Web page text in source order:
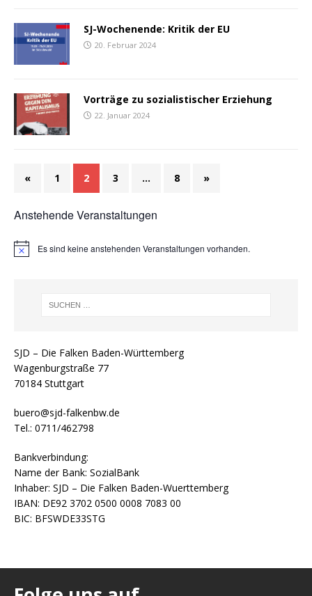
SJ-Wochenende: Kritik der EU
20. Februar 2024
Vorträge zu sozialistischer Erziehung
22. Januar 2024
« 1 2 3 … 8 »
Anstehende Veranstaltungen
Es sind keine anstehenden Veranstaltungen vorhanden.
SJD – Die Falken Baden-Württemberg
Wagenburgstraße 77
70184 Stuttgart
buero@sjd-falkenbw.de
Tel.: 0711/462798
Bankverbindung:
Name der Bank: SozialBank
Inhaber: SJD – Die Falken Baden-Wuerttemberg
IBAN: DE92 3702 0500 0008 7083 00
BIC: BFSWDE33STG